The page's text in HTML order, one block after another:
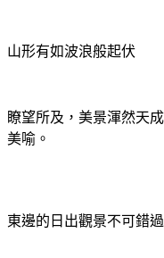
山形有如波浪般起伏
瞭望所及，美景渾然天
美喻。
東邊的日出觀景不可錯過